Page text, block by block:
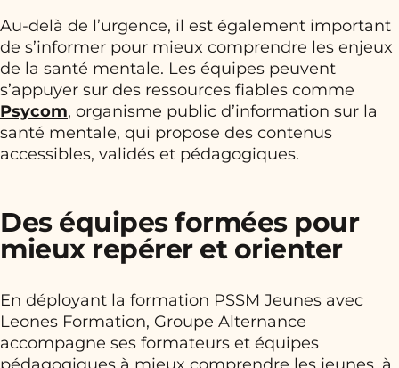
Au-delà de l’urgence, il est également important
de s’informer pour mieux comprendre les enjeux
de la santé mentale. Les équipes peuvent
s’appuyer sur des ressources fiables comme
Psycom, organisme public d’information sur la
santé mentale, qui propose des contenus
accessibles, validés et pédagogiques.
Des équipes formées pour
mieux repérer et orienter
En déployant la formation PSSM Jeunes avec
Leones Formation, Groupe Alternance
accompagne ses formateurs et équipes